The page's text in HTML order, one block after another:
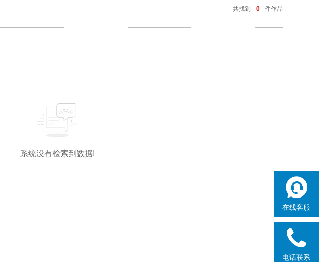
在线客服
电话联系
共找到 0 件作品
系统没有检索到数据!